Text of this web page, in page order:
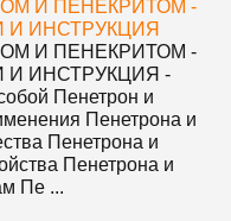
И ПЕНЕКРИТОМ -
ИНСТРУКЦИЯ
И ПЕНЕКРИТОМ -
ИНСТРУКЦИЯ -
Пенетрон и
Пенетрона и
Пенетрона и
Пенетрона и
Пе ...